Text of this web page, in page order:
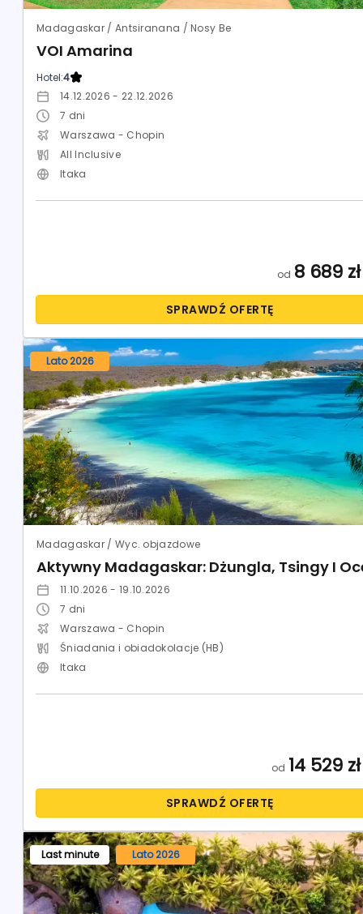
Madagaskar / Antsiranana / Nosy Be
VOI Amarina
Hotel:4
14.12.2026 - 22.12.2026
7 dni
Warszawa - Chopin
All Inclusive
Itaka
od 8 689 zł
SPRAWDŹ OFERTĘ
Lato 2026
Madagaskar / Wyc. objazdowe
Aktywny Madagaskar: Dżungla, Tsingy I
11.10.2026 - 19.10.2026
7 dni
Warszawa - Chopin
Śniadania i obiadokolacje (HB)
Itaka
od 14 529 zł
SPRAWDŹ OFERTĘ
Last minute Lato 2026